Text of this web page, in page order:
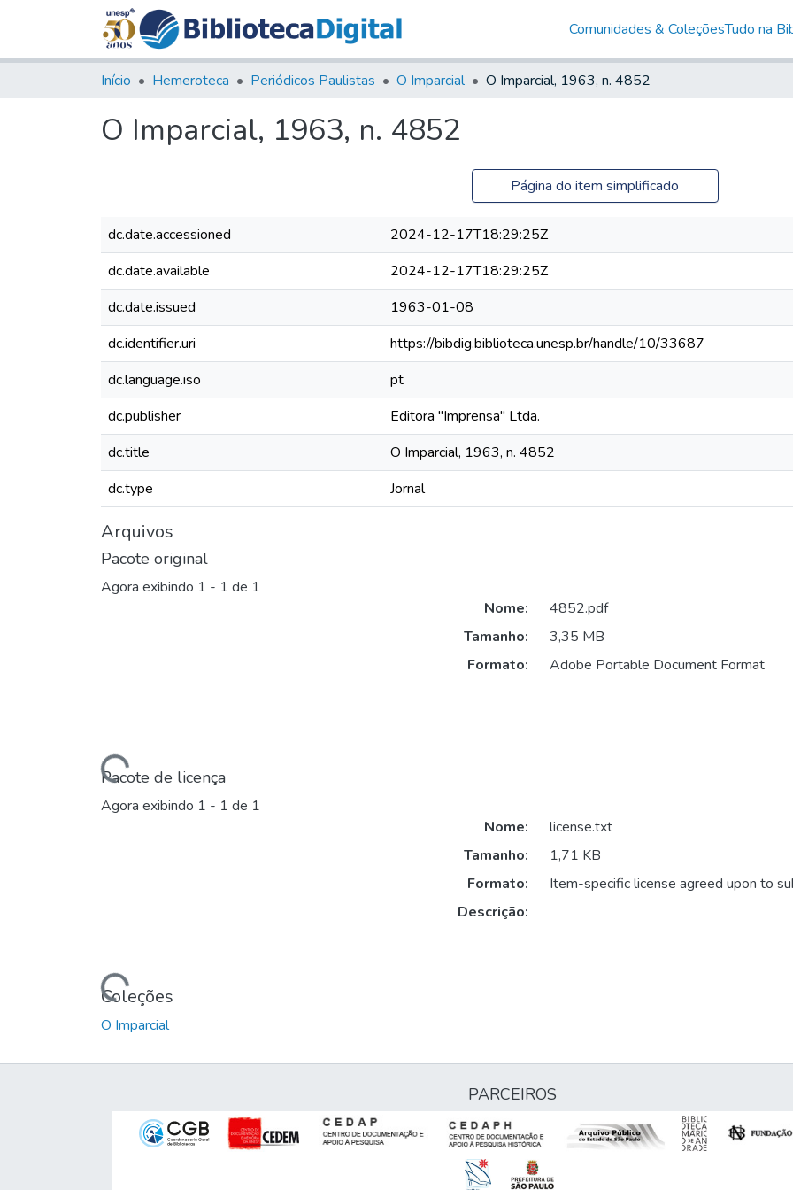
Comunidades & ColeçõesTudo na
Início Hemeroteca Periódicos Paulistas O Imparcial O Imparcial, 1963, n. 4852
O Imparcial, 1963, n. 4852
Página do item simplificado
dc.date.accessioned
2024-12-17T18:29:25Z
dc.date.available
2024-12-17T18:29:25Z
dc.date.issued
1963-01-08
dc.identifier.uri
https://bibdig.biblioteca.unesp.br/handle/10/33687
dc.language.iso
pt
dc.publisher
Editora "Imprensa" Ltda.
dc.title
O Imparcial, 1963, n. 4852
dc.type
Jornal
Arquivos
Pacote original
Agora exibindo 1 - 1 de 1
Carregando...
Nome:
4852.pdf
Tamanho:
3,35 MB
Formato:
Adobe Portable Document Format
Pacote de licença
Agora exibindo 1 - 1 de 1
Carregando...
Nome:
license.txt
Tamanho:
1,71 KB
Formato:
Item-specific license agreed upon to
Descrição:
Coleções
O Imparcial
PARCEIROS